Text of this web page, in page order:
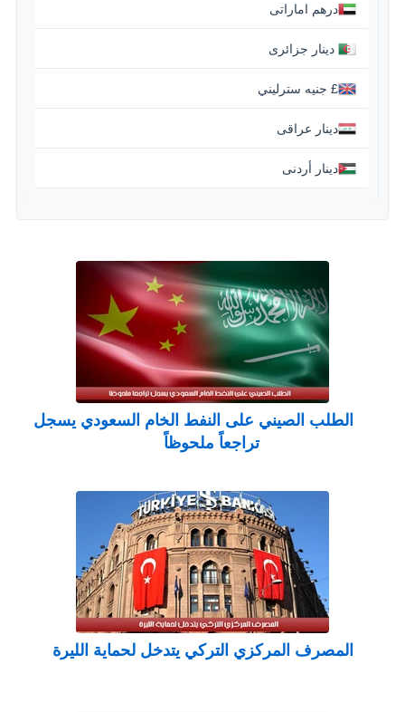
درهم اماراتى
‏ دينار جزائرى
£ جنيه سترليني
دينار عراقى
دينار أردنى
الطلب الصيني على النفط الخام السعودي يسجل
تراجعاً ملحوظاً
المصرف المركزي التركي يتدخل لحماية الليرة